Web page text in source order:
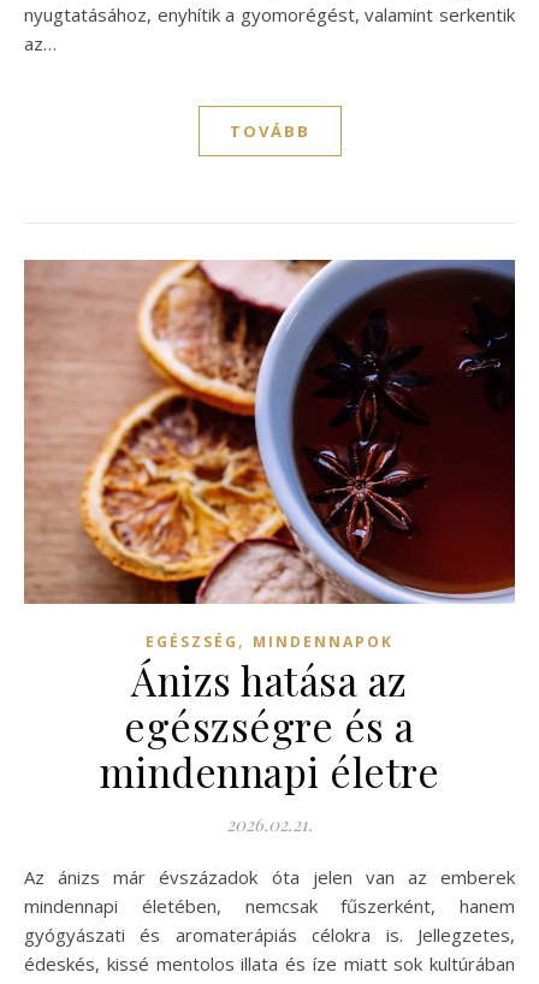
nyugtatásához, enyhítik a gyomorégést, valamint serkentik
az…
TOVÁBB
EGÉSZSÉG , MINDENNAPOK
Ánizs hatása az
egészségre és a
mindennapi életre
2026.02.21.
Az ánizs már évszázadok óta jelen van az emberek
mindennapi életében, nemcsak fűszerként, hanem
gyógyászati és aromaterápiás célokra is. Jellegzetes,
édeskés, kissé mentolos illata és íze miatt sok kultúrában